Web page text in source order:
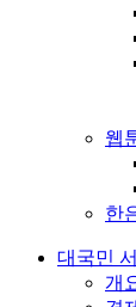
웹
한
대국민
개